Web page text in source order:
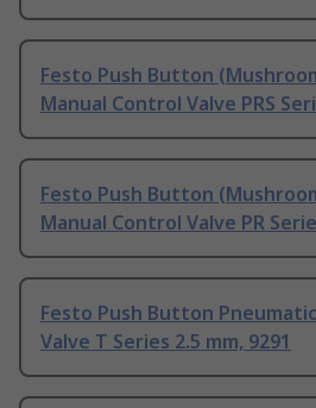
Festo Push Button
Manual Control Valve PRS
Festo Push Button
Manual Control Valve PR
Festo Push Button
Valve T Series 2.5 mm, 9291